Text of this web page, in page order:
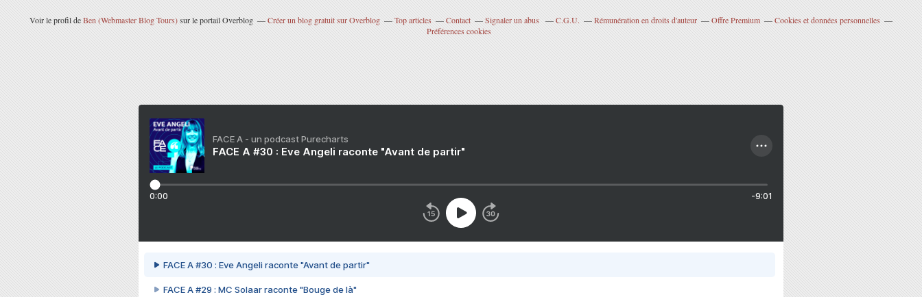
Voir le profil deBen (Webmaster Blog Tours)sur le portail Overblog Créer un blog gratuit sur Overblog Top articles Contact Signaler un abus C.G.U. Rémunération en droits d'auteur Offre Premium
Cookies et données personnelles
Préférences cookies
FACE A - un podcast Purecharts
FACE A #30 : Eve Angeli raconte "Avant de partir"
0:00 -9:01
FACE A #30 : Eve Angeli raconte "Avant de partir"
FACE A #29 : MC Solaar raconte "Bouge de là"